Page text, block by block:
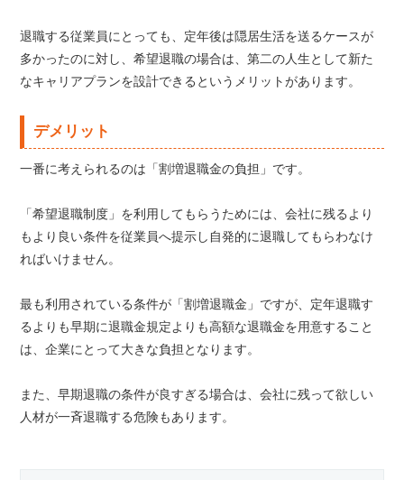
退職する従業員にとっても、定年後は隠居生活を送るケースが
多かったのに対し、希望退職の場合は、第二の人生として新た
なキャリアプランを設計できるというメリットがあります。
デメリット
一番に考えられるのは「割増退職金の負担」です。
「希望退職制度」を利用してもらうためには、会社に残るより
もより良い条件を従業員へ提示し自発的に退職してもらわなけ
ればいけません。
最も利用されている条件が「割増退職金」ですが、定年退職す
るよりも早期に退職金規定よりも高額な退職金を用意すること
は、企業にとって大きな負担となります。
また、早期退職の条件が良すぎる場合は、会社に残って欲しい
人材が一斉退職する危険もあります。